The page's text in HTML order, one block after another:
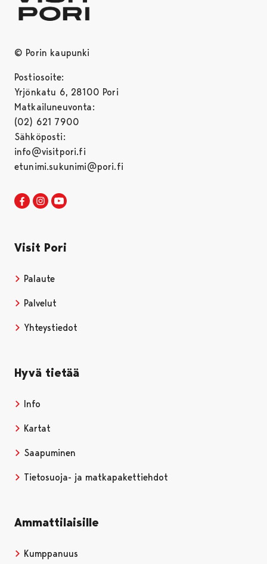
© Porin kaupunki
Postiosoite:
Yrjönkatu 6, 28100 Pori
Matkailuneuvonta:
(02) 621 7900
Sähköposti:
info@visitpori.fi
etunimi.sukunimi@pori.fi
Visit Pori Facebookissa
Avautuu uudessa välilehdessä
Visit Pori Instagrammissa
Avautuu uudessa välilehdessä
Visit Pori
Palaute
Palvelut
Yhteystiedot
Hyvä tietää
Info
Kartat
Saapuminen
Tietosuoja- ja matkapakettiehdot
Ammattilaisille
Kumppanuus